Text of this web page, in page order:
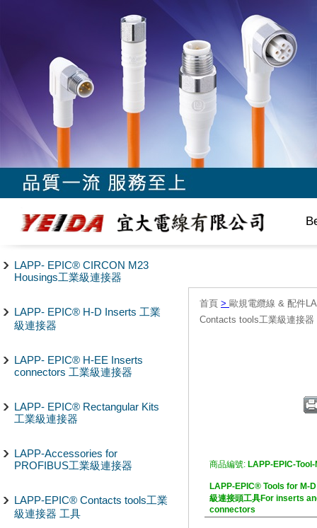
LAPP- EPIC® CIRCON M23
Housings工業級連接器
LAPP- EPIC® H-D Inserts 工業
級連接器
LAPP- EPIC® H-EE Inserts
connectors 工業級連接器
LAPP- EPIC® Rectangular Kits
工業級連接器
LAPP-Accessories for
PROFIBUS工業級連接器
LAPP-EPIC® Contacts tools工業
級連接器 工具
首頁 > 歐規電纜線 & 配件
Contacts tools工業級連接器
商品編號: LAPP-EPIC-
LAPP-EPIC® Tools for M-
級連接頭工具For inserts
connectors